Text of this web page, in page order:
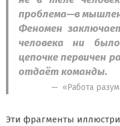
проблема—в
Феномен
человека ни
цепочке первичен
отдаёт команды.
«Работа
Эти фрагменты